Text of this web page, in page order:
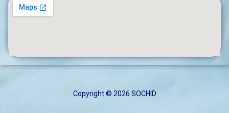
Copyright © 2026 SOCHID